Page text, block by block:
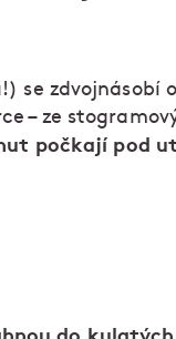
se zdvojnásobí
– ze
počkají pod